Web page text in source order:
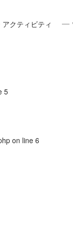
アクティビティ
5
on line 6